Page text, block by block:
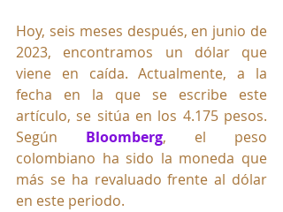
Hoy, seis meses después, en junio de
2023, encontramos un dólar que
viene en caída. Actualmente, a la
fecha en la que se escribe este
artículo, se sitúa en los 4.175 pesos.
Según Bloomberg, el peso
colombiano ha sido la moneda que
más se ha revaluado frente al dólar
en este periodo.